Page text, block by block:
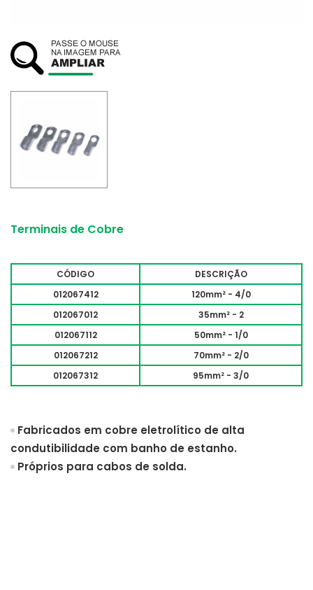
Terminais de Cobre
CÓDIGO
DESCRIÇÃO
012067412
120mm² - 4/0
012067012
35mm² - 2
012067112
50mm² - 1/0
012067212
70mm² - 2/0
012067312
95mm² - 3/0
Fabricados em cobre eletrolítico de alta
condutibilidade com banho de estanho.
Próprios para cabos de solda.